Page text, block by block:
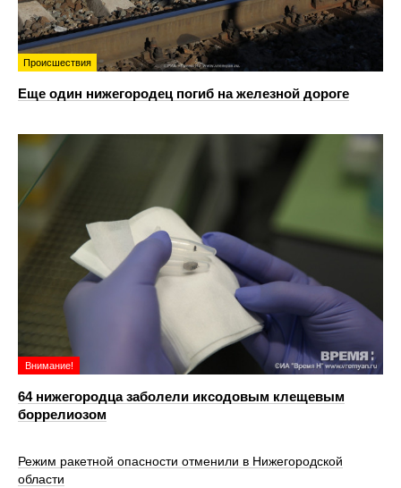
Происшествия
Еще один нижегородец погиб на железной дороге
Внимание!
64 нижегородца заболели иксодовым клещевым
боррелиозом
Режим ракетной опасности отменили в Нижегородской
области